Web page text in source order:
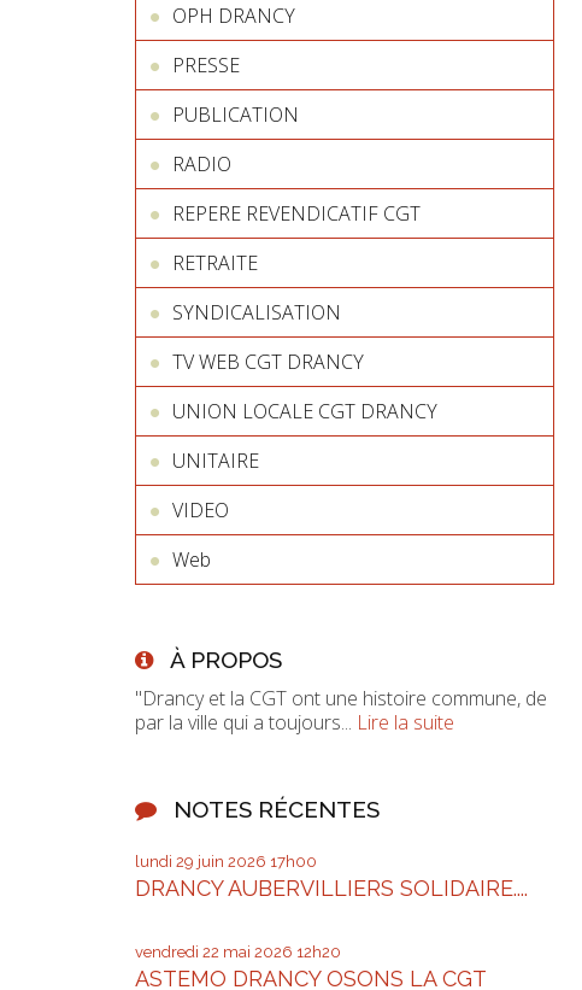
OPH DRANCY
PRESSE
PUBLICATION
RADIO
REPERE REVENDICATIF CGT
RETRAITE
SYNDICALISATION
TV WEB CGT DRANCY
UNION LOCALE CGT DRANCY
UNITAIRE
VIDEO
Web
À PROPOS
"Drancy et la CGT ont une histoire commune, de
par la ville qui a toujours... Lire la suite
NOTES RÉCENTES
lundi 29 juin 2026 17h00
DRANCY AUBERVILLIERS SOLIDAIRE....
vendredi 22 mai 2026 12h20
ASTEMO DRANCY OSONS LA CGT